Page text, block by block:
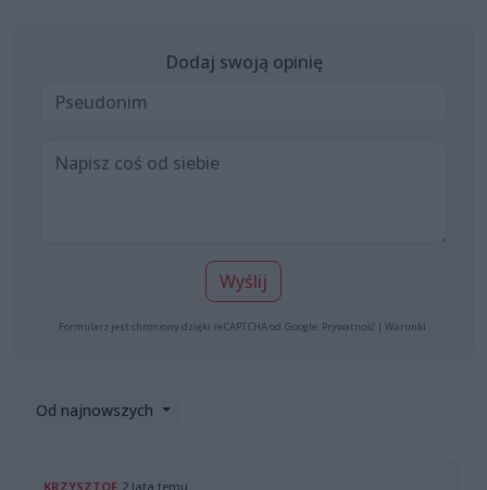
Dodaj swoją opinię
Wyślij
Formularz jest chroniony dzięki reCAPTCHA od Google: Prywatność | Warunki
Od najnowszych
KRZYSZTOF 2 lata temu